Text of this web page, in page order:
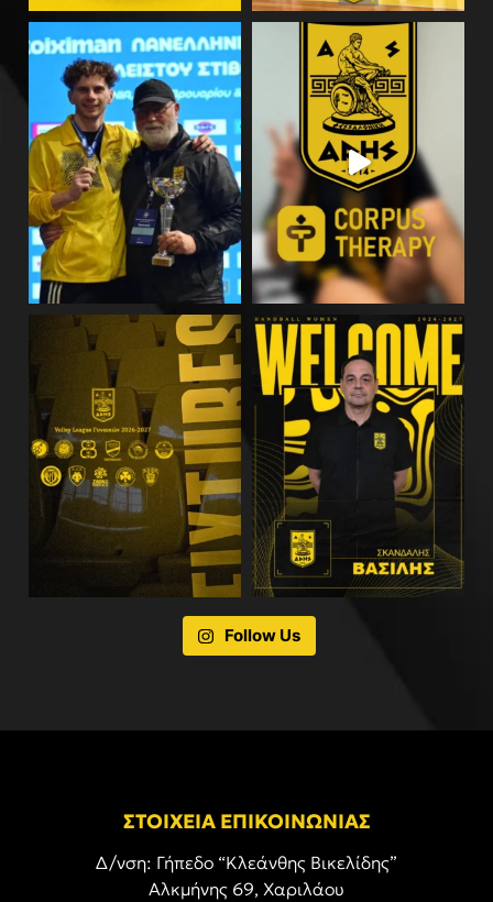
Follow Us
ΣΤΟΙΧΕΙΑ ΕΠΙΚΟΙΝΩΝΙΑΣ
Δ/νση: Γήπεδο “Κλεάνθης Βικελίδης”
Αλκμήνης 69, Χαριλάου